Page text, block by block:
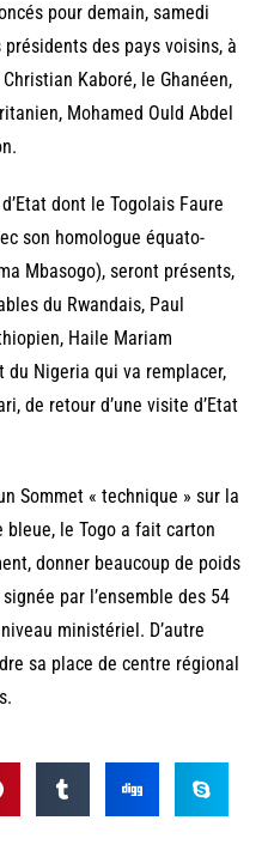
pour demain, samedi
des pays voisins, à
Kaboré, le Ghanéen,
Mohamed Ould Abdel
dont le Togolais Faure
son homologue équato-
Mbasogo), seront présents,
du Rwandais, Paul
Haile Mariam
du Nigeria qui va remplacer,
de retour d’une visite d’Etat
Sommet « technique » sur la
bleue, le Togo a fait carton
donner beaucoup de poids
par l’ensemble des 54
ministériel. D’autre
sa place de centre régional